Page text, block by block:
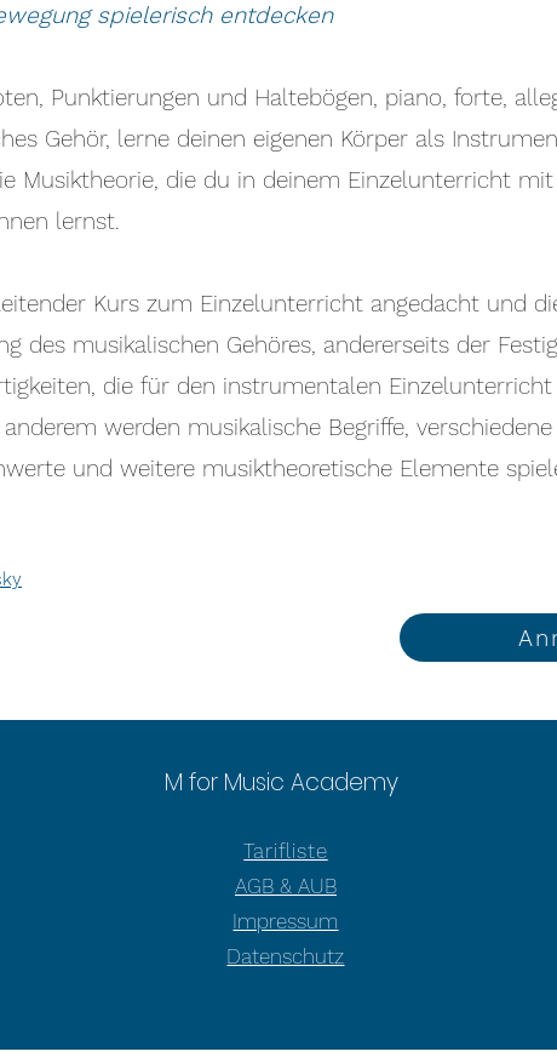
spielerisch entdecken
Punktierungen und Haltebögen, piano, forte,
Gehör, lerne deinen eigenen Körper als
Musiktheorie, die du in deinem Einzelunterricht
lernst.
Kurs zum Einzelunterricht angedacht und
des musikalischen Gehöres, andererseits der
die für den instrumentalen
werden musikalische Begriffe,
und weitere musiktheoretische Elemente
M for Music Academy
Tarifliste
AGB & AUB
Impressum
Datenschutz